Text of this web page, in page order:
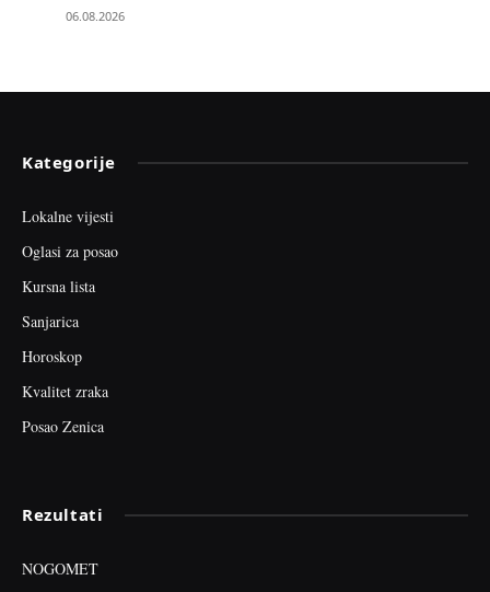
06.08.2026
Kategorije
Lokalne vijesti
Oglasi za posao
Kursna lista
Sanjarica
Horoskop
Kvalitet zraka
Posao Zenica
Rezultati
NOGOMET